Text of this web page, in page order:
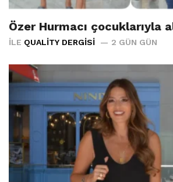
Özer Hurmacı çocuklarıyla
İLE QUALITY DERGISI 2 GÜN GÜN